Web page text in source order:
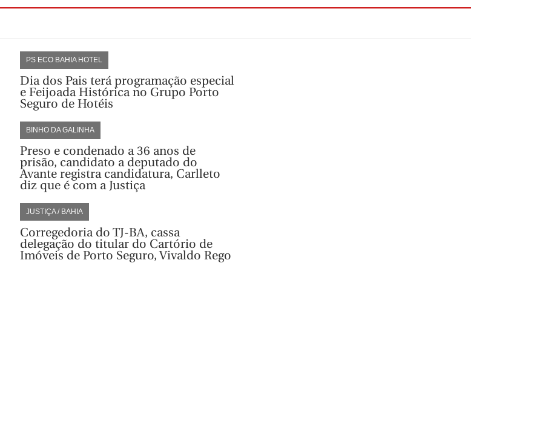
PS ECO BAHIA HOTEL
Dia dos Pais terá programação especial
e Feijoada Histórica no Grupo Porto
Seguro de Hotéis
BINHO DA GALINHA
Preso e condenado a 36 anos de
prisão, candidato a deputado do
Avante registra candidatura, Carlleto
diz que é com a Justiça
JUSTIÇA / BAHIA
Corregedoria do TJ-BA, cassa
delegação do titular do Cartório de
Imóveis de Porto Seguro, Vivaldo Rego